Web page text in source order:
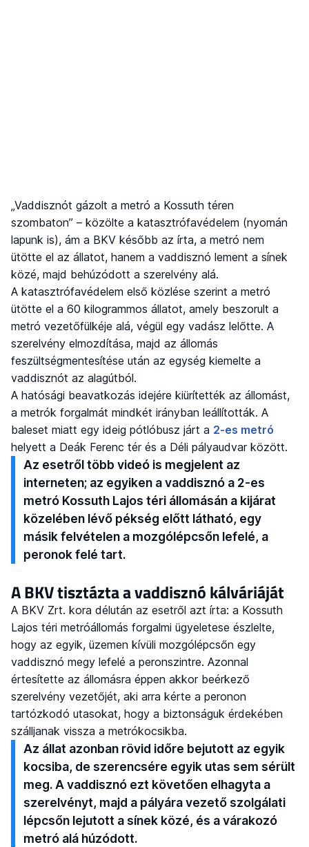
„Vaddisznót gázolt a metró a Kossuth téren
szombaton” – közölte a katasztrófavédelem (nyomán
lapunk is), ám a BKV később az írta, a metró nem
ütötte el az állatot, hanem a vaddisznó lement a sínek
közé, majd behúzódott a szerelvény alá.
A katasztrófavédelem első közlése szerint a metró
ütötte el a 60 kilogrammos állatot, amely beszorult a
metró vezetőfülkéje alá, végül egy vadász lelőtte. A
szerelvény elmozdítása, majd az állomás
feszültségmentesítése után az egység kiemelte a
vaddisznót az alagútból.
A hatósági beavatkozás idejére kiürítették az állomást,
a metrók forgalmát mindkét irányban leállították. A
baleset miatt egy ideig pótlóbusz járt a 2-es metró
helyett a Deák Ferenc tér és a Déli pályaudvar között.
Az esetről több videó is megjelent az
interneten; az egyiken a vaddisznó a 2-es
metró Kossuth Lajos téri állomásán a kijárat
közelében lévő pékség előtt látható, egy
másik felvételen a mozgólépcsőn lefelé, a
peronok felé tart.
A BKV tisztázta a vaddisznó kálváriáját
A BKV Zrt. kora délután az esetről azt írta: a Kossuth
Lajos téri metróállomás forgalmi ügyeletese észlelte,
hogy az egyik, üzemen kívüli mozgólépcsőn egy
vaddisznó megy lefelé a peronszintre. Azonnal
értesítette az állomásra éppen akkor beérkező
szerelvény vezetőjét, aki arra kérte a peronon
tartózkodó utasokat, hogy a biztonságuk érdekében
szálljanak vissza a metrókocsikba.
Az állat azonban rövid időre bejutott az egyik
kocsiba, de szerencsére egyik utas sem sérült
meg. A vaddisznó ezt követően elhagyta a
szerelvényt, majd a pályára vezető szolgálati
lépcsőn lejutott a sínek közé, és a várakozó
metró alá húzódott.